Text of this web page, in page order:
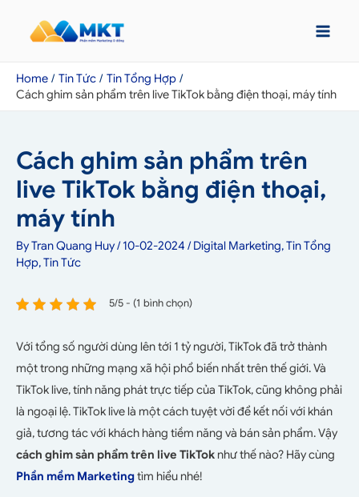
Home Tin Tức
Tin Tổng Hợp
Cách ghim sản phẩm trên live TikTok bằng điện thoại, máy tính
Cách ghim sản phẩm trên
live TikTok bằng điện thoại,
máy tính
ByTran Quang Huy/10-02-2024 /Digital Marketing,Tin Tổng
Hợp,Tin Tức
5/5 - (1 bình chọn)
Với tổng số người dùng lên tới 1 tỷ người, TikTok đã trở thành
một trong những mạng xã hội phổ biến nhất trên thế giới. Và
TikTok live, tính năng phát trực tiếp của TikTok, cũng không phải
là ngoại lệ. TikTok live là một cách tuyệt vời để kết nối với khán
giả, tương tác với khách hàng tiềm năng và bán sản phẩm. Vậy
cách ghim sản phẩm trên live TikTok như thế nào? Hãy cùng
Phần mềm Marketingtìm hiểu nhé!